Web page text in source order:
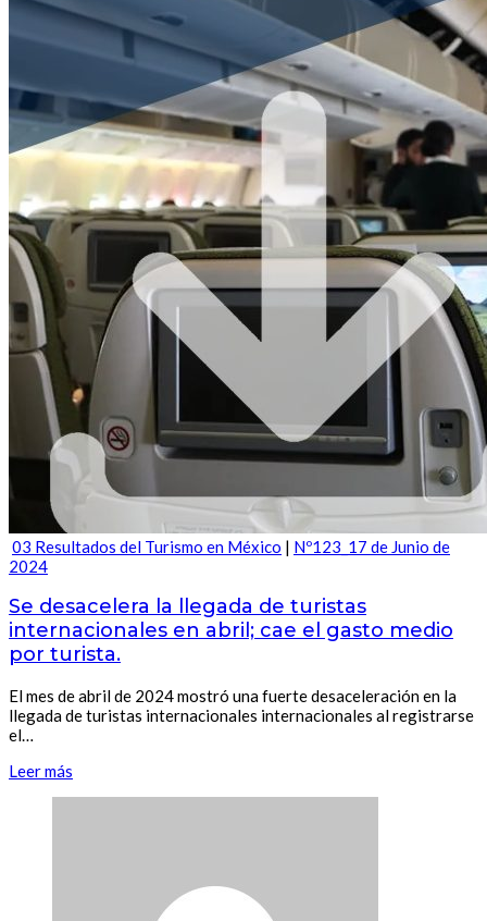
03 Resultados del Turismo en México | Nº123_17 de Junio de
2024
Se desacelera la llegada de turistas
internacionales en abril; cae el gasto medio
por turista.
El mes de abril de 2024 mostró una fuerte desaceleración en la
llegada de turistas internacionales internacionales al registrarse
el…
Leer más